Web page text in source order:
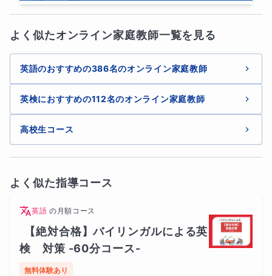
らは、さらに力をつけていく時期ですね。焦
ょう。これからも一緒に頑張っていこうね！
よく似たオンライン家庭教師一覧を見る
英語のおすすめの386名のオンライン家庭教師
英検におすすめの112名のオンライン家庭教師
高校生コース
よく似た指導コース
英語 の 月額コース
【絶対合格】バイリンガルによる英
検　対策 -60分コース-
無料体験あり